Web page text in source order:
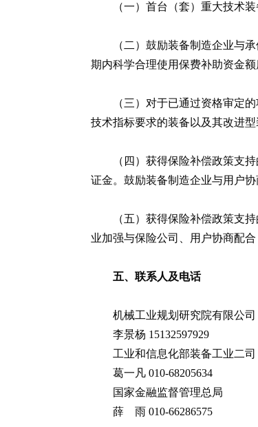
（一）首台（套）重大技术
（二）鼓励装备制造企业与
期内科学合理使用保费补助资金
（三）对于已通过资格审定
技术指标要求的装备以及其改进型
（四）获得保险补偿政策支
证金。鼓励装备制造企业与用户
（五）获得保险补偿政策支
业加强与保险公司、用户协商配
五、联系人及电话
机械工业规划研究院有限公司
李景杨 15132597929
工业和信息化部装备工业二司
葛一凡 010-68205634
国家金融监督管理总局
薛 雨 010-66286575